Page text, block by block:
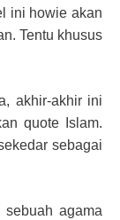
ini howie akan
Tentu khusus
akhir-akhir ini
quote Islam.
sebagai
agama